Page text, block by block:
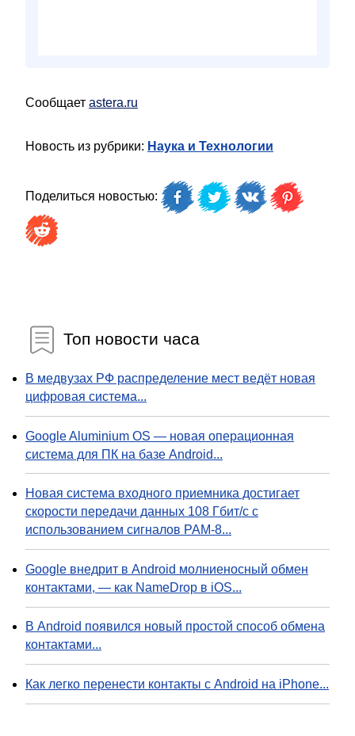
Сообщает astera.ru
Новость из рубрики: Наука и Технологии
Поделиться новостью:
Топ новости часа
В медвузах РФ распределение мест ведёт новая
цифровая система...
Google Aluminium OS — новая операционная
система для ПК на базе Android...
Новая система входного приемника достигает
скорости передачи данных 108 Гбит/с с
использованием сигналов PAM-8...
Google внедрит в Android молниеносный обмен
контактами, — как NameDrop в iOS...
В Android появился новый простой способ обмена
контактами...
Как легко перенести контакты с Android на iPhone...